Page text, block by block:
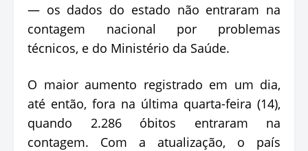
— os dados do estado não entraram na
contagem nacional por problemas
técnicos, e do Ministério da Saúde.
O maior aumento registrado em um dia,
até então, fora na última quarta-feira (14),
quando 2.286 óbitos entraram na
contagem. Com a atualização, o país